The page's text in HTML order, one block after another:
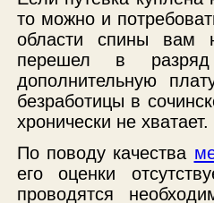
то можно и
области спины вам
перешел в
дополнительную
безработицы в
хронически не хватает.
По поводу качества
его оценки
проводятся